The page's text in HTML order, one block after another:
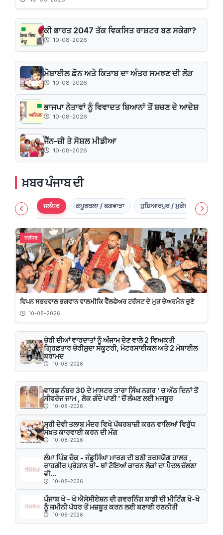
ਕੀ ਭਾਰਤ 2047 ਤੱਕ ਵਿਕਸਿਤ ਰਾਸ਼ਟਰ ਬਣ ਸਕੇਗਾ?
10-08-2026
ਮੋਬਾਈਲ ਫ਼ੋਨ ਅਤੇ ਕਿਤਾਬ ਦਾ ਅੰਤਰ ਸਮਝਣ ਦੀ ਲੋੜ
10-08-2026
ਭਾਜਪਾ ਨੇਤਾਵਾਂ ਨੂੰ ਵਿਵਾਦਤ ਬਿਆਨਾਂ ਤੋਂ ਬਚਣ ਦੇ ਆਦੇਸ਼
10-08-2026
ਜੈੱਨ-ਜ਼ੀ ਤੇ ਸੋਸ਼ਲ ਮੀਡੀਆ
10-08-2026
ਖ਼ਬਰ ਪੰਜਾਬ ਦੀ
ਜਲੰਧਰ ਕਪੂਰਥਲਾ / ਫਗਵਾੜਾ ਹੁਸ਼ਿਆਰਪੁਰ / ਮੁਕੇਰੀਆਂ
ਜਲੰਧਰ
ਵਿਪਨ ਸਭਰਵਾਲ ਭਗਵਾਨ ਵਾਲਮੀਕਿ ਵੈੱਲਫੇਅਰ ਟਰੱਸਟ ਦੇ ਮੁੜ ਚੇਅਰਮੈਨ ਚੁਣੇ
10-08-2026
ਚੋਰੀ ਦੀਆਂ ਵਾਰਦਾਤਾਂ ਨੂੰ ਅੰਜਾਮ ਦੇਣ ਵਾਲੇ 2 ਵਿਅਕਤੀ
ਗ੍ਰਿਫ਼ਤਾਰ ਚੋਰੀਸ਼ੁਦਾ ਸਕੂਟਰੀ, ਮੋਟਰਸਾਈਕਲ ਅਤੇ 2 ਮੋਬਾਈਲ
ਬਰਾਮਦ
10-08-2026
ਵਾਰਡ ਨੰਬਰ 30 ਦੇ ਮਾਸਟਰ ਤਾਰਾ ਸਿੰਘ ਨਗਰ ’ ਚ ਅੱਠ ਦਿਨਾਂ ਤੋਂ
ਸੀਵਰੇਜ ਜਾਮ , ਲੋਕ ਗੰਦੇ ਪਾਣੀ ’ ਚੋਂ ਲੰਘਣ ਲਈ ਮਜਬੂਰ
10-08-2026
ਸ੍ਰੀ ਦੇਵੀ ਤਲਾਬ ਮੰਦਰ ਵਿਖੇ ਪੱਥਰਬਾਜ਼ੀ ਕਰਨ ਵਾਲਿਆਂ ਵਿਰੁੱਧ
ਸਖ਼ਤ ਕਾਰਵਾਈ ਕਰਨ ਦੀ ਮੰਗ
10-08-2026
ਲੰਮਾ ਪਿੰਡ ਚੌਕ - ਜੰਡੂਸਿੰਘਾ ਮਾਰਗ ਦੀ ਬਣੀ ਤਰਸਯੋਗ ਹਾਲਤ ,
ਰਾਹਗੀਰ ਪ੍ਰੇਸ਼ਾਨ ਥਾਂ- ਥਾਂ ਟੋਇਆਂ ਕਾਰਨ ਲੋਕਾਂ ਦਾ ਪੈਦਲ ਚੱਲਣਾ
ਵੀ...
10-08-2026
ਪੰਜਾਬ ਖੋ - ਖੋ ਐਸੋਸੀਏਸ਼ਨ ਦੀ ਗਵਰਨਿੰਗ ਬਾਡੀ ਦੀ ਮੀਟਿੰਗ ਖੋ-ਖੋ
ਨੂੰ ਜ਼ਮੀਨੀ ਪੱਧਰ ਤੋਂ ਮਜ਼ਬੂਤ ਕਰਨ ਲਈ ਬਣਾਈ ਰਣਨੀਤੀ
10-08-2026